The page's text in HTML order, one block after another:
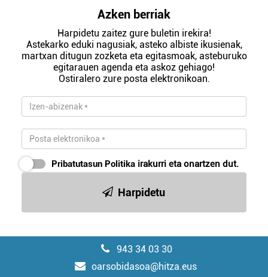
Azken berriak
Harpidetu zaitez gure buletin irekira!
Astekarko eduki nagusiak, asteko albiste ikusienak,
martxan ditugun zozketa eta egitasmoak, asteburuko
egitarauen agenda eta askoz gehiago!
Ostiralero zure posta elektronikoan.
Pribatutasun Politika irakurri eta onartzen dut.
Harpidetu
943 34 03 30
oarsobidasoa@hitza.eus